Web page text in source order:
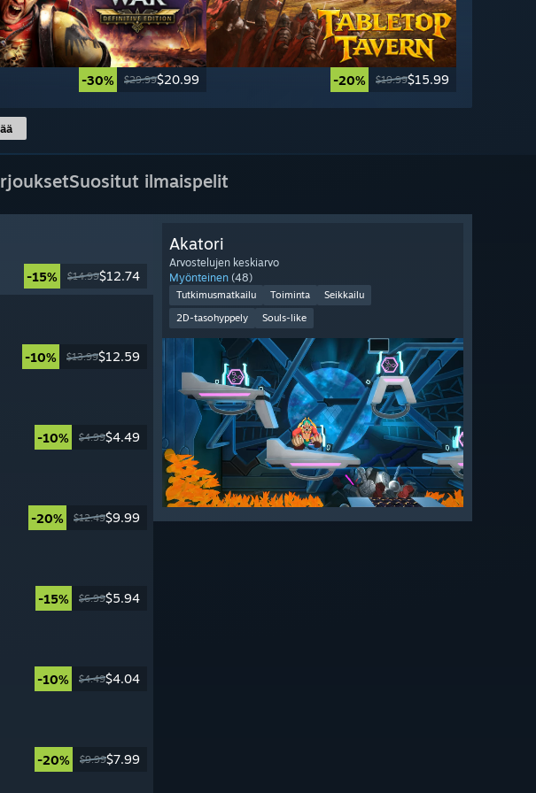
-30% $29.99$20.99 -20% $19.99$15.99
Suositut ilmaispelit
-15% $14.99$12.74
-10% $13.99$12.59
-10% $4.99$4.49
-20% $12.49$9.99
-15% $6.99$5.94
-10% $4.49$4.04
-20% $9.99$7.99
Akatori
Arvostelujen keskiarvo
Myönteinen (48)
Tutkimusmatkailu Toiminta
Seikkailu
2D-tasohyppely
Souls-like